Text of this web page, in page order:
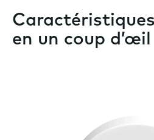
en un coup d’œil